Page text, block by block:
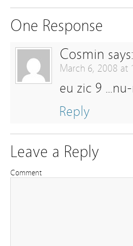
One Response
Cosmin says:
March 6, 2008 at
eu zic 9
Reply
Leave a Reply
Comment